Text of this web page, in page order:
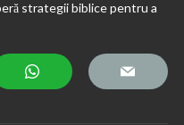
strategii biblice pentru a